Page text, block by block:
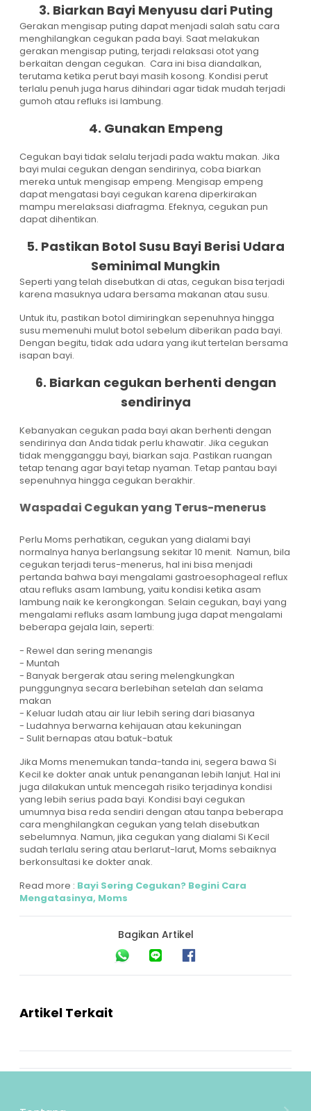
3. Biarkan Bayi Menyusu dari Puting
Gerakan mengisap puting dapat menjadi salah satu cara
menghilangkan cegukan pada bayi. Saat melakukan
gerakan mengisap puting, terjadi relaksasi otot yang
berkaitan dengan cegukan. Cara ini bisa diandalkan,
terutama ketika perut bayi masih kosong. Kondisi perut
terlalu penuh juga harus dihindari agar tidak mudah terjadi
gumoh atau refluks isi lambung.
4. Gunakan Empeng
Cegukan bayi tidak selalu terjadi pada waktu makan. Jika
bayi mulai cegukan dengan sendirinya, coba biarkan
mereka untuk mengisap empeng. Mengisap empeng
dapat mengatasi bayi cegukan karena diperkirakan
mampu merelaksasi diafragma. Efeknya, cegukan pun
dapat dihentikan.
5. Pastikan Botol Susu Bayi Berisi Udara
Seminimal Mungkin
Seperti yang telah disebutkan di atas, cegukan bisa terjadi
karena masuknya udara bersama makanan atau susu.
Untuk itu, pastikan botol dimiringkan sepenuhnya hingga
susu memenuhi mulut botol sebelum diberikan pada bayi.
Dengan begitu, tidak ada udara yang ikut tertelan bersama
isapan bayi.
6. Biarkan cegukan berhenti dengan
sendirinya
Kebanyakan cegukan pada bayi akan berhenti dengan
sendirinya dan Anda tidak perlu khawatir. Jika cegukan
tidak mengganggu bayi, biarkan saja. Pastikan ruangan
tetap tenang agar bayi tetap nyaman. Tetap pantau bayi
sepenuhnya hingga cegukan berakhir.
Waspadai Cegukan yang Terus-menerus
Perlu Moms perhatikan, cegukan yang dialami bayi
normalnya hanya berlangsung sekitar 10 menit. Namun, bila
cegukan terjadi terus-menerus, hal ini bisa menjadi
pertanda bahwa bayi mengalami gastroesophageal reflux
atau refluks asam lambung, yaitu kondisi ketika asam
lambung naik ke kerongkongan. Selain cegukan, bayi yang
mengalami refluks asam lambung juga dapat mengalami
beberapa gejala lain, seperti:
- Rewel dan sering menangis
- Muntah
- Banyak bergerak atau sering melengkungkan
punggungnya secara berlebihan setelah dan selama
makan
- Keluar ludah atau air liur lebih sering dari biasanya
- Ludahnya berwarna kehijauan atau kekuningan
- Sulit bernapas atau batuk-batuk
Jika Moms menemukan tanda-tanda ini, segera bawa Si
Kecil ke dokter anak untuk penanganan lebih lanjut. Hal ini
juga dilakukan untuk mencegah risiko terjadinya kondisi
yang lebih serius pada bayi. Kondisi bayi cegukan
umumnya bisa reda sendiri dengan atau tanpa beberapa
cara menghilangkan cegukan yang telah disebutkan
sebelumnya. Namun, jika cegukan yang dialami Si Kecil
sudah terlalu sering atau berlarut-larut, Moms sebaiknya
berkonsultasi ke dokter anak.
Read more : Bayi Sering Cegukan? Begini Cara
Mengatasinya, Moms
Bagikan Artikel
Artikel Terkait